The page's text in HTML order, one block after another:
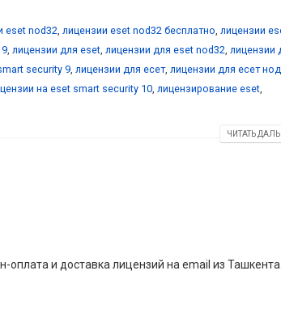
eset nod32 лицензии eset nod32 бесплатно лицензии
лицензии для eset лицензии для eset nod32 лицензии
security 9 лицензии для есет, лицензии для есет
на eset smart security 10 лицензирование eset
ЧИТАТЬ
и доставка лицензий на email из Ташкента.